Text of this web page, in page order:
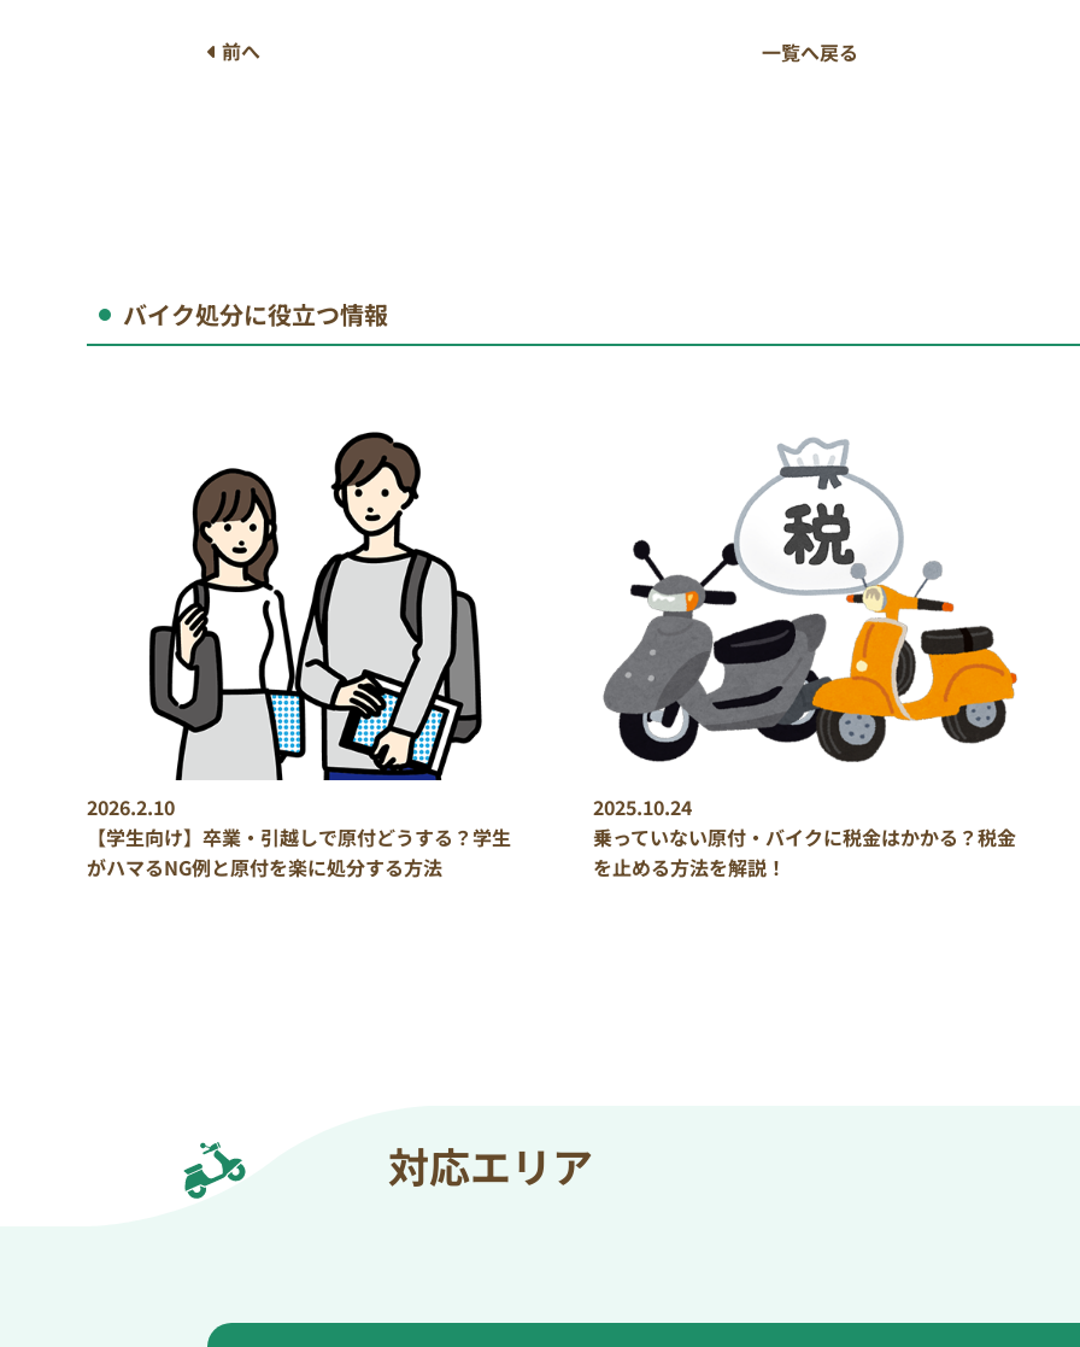
前へ 一覧へ戻る
バイク処分に役立つ情報
2026.2.10
【学生向け】卒業・引越しで原付どうする？学生
がハマるNG例と原付を楽に処分する方法
2025.10.24
乗っていない原付・バイクに税金はかかる？税金
を止める方法を解説！
対応エリア